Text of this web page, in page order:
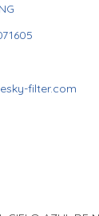
filter.com